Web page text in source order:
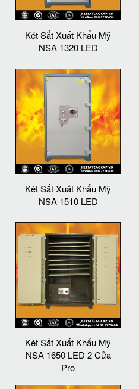
Két Sắt Xuất Khẩu Mỹ
NSA 1320 LED
Két Sắt Xuất Khẩu Mỹ
NSA 1510 LED
Két Sắt Xuất Khẩu Mỹ
NSA 1650 LED 2 Cửa
Pro